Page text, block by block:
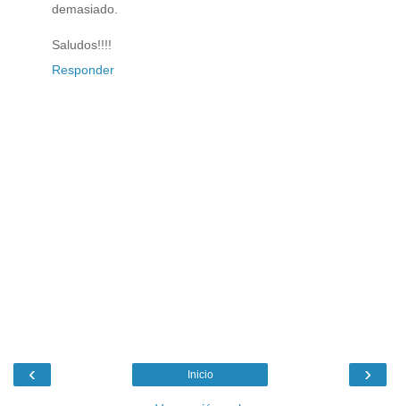
demasiado.
Saludos!!!!
Responder
‹ ›
Inicio